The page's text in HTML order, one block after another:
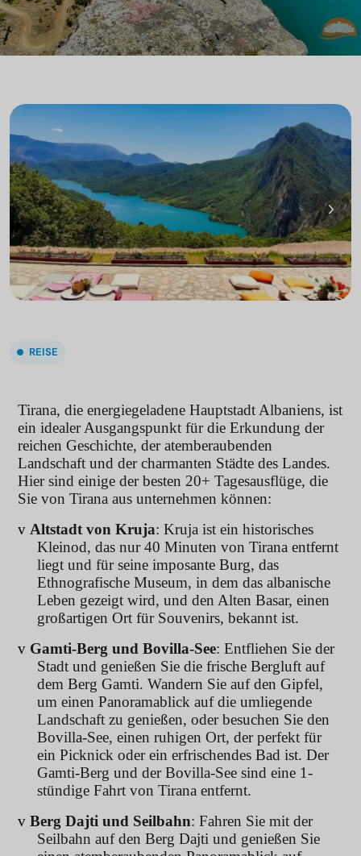
REISE
Tirana, die energiegeladene Hauptstadt Albaniens, ist
ein idealer Ausgangspunkt für die Erkundung der
reichen Geschichte, der atemberaubenden
Landschaft und der charmanten Städte des Landes.
Hier sind einige der besten 20+ Tagesausflüge, die
Sie von Tirana aus unternehmen können:
v Altstadt von Kruja: Kruja ist ein historisches
Kleinod, das nur 40 Minuten von Tirana entfernt
liegt und für seine imposante Burg, das
Ethnografische Museum, in dem das albanische
Leben gezeigt wird, und den Alten Basar, einen
großartigen Ort für Souvenirs, bekannt ist.
v Gamti-Berg und Bovilla-See: Entfliehen Sie der
Stadt und genießen Sie die frische Bergluft auf
dem Berg Gamti. Wandern Sie auf den Gipfel,
um einen Panoramablick auf die umliegende
Landschaft zu genießen, oder besuchen Sie den
Bovilla-See, einen ruhigen Ort, der perfekt für
ein Picknick oder ein erfrischendes Bad ist. Der
Gamti-Berg und der Bovilla-See sind eine 1-
stündige Fahrt von Tirana entfernt.
v Berg Dajti und Seilbahn: Fahren Sie mit der
Seilbahn auf den Berg Dajti und genießen Sie